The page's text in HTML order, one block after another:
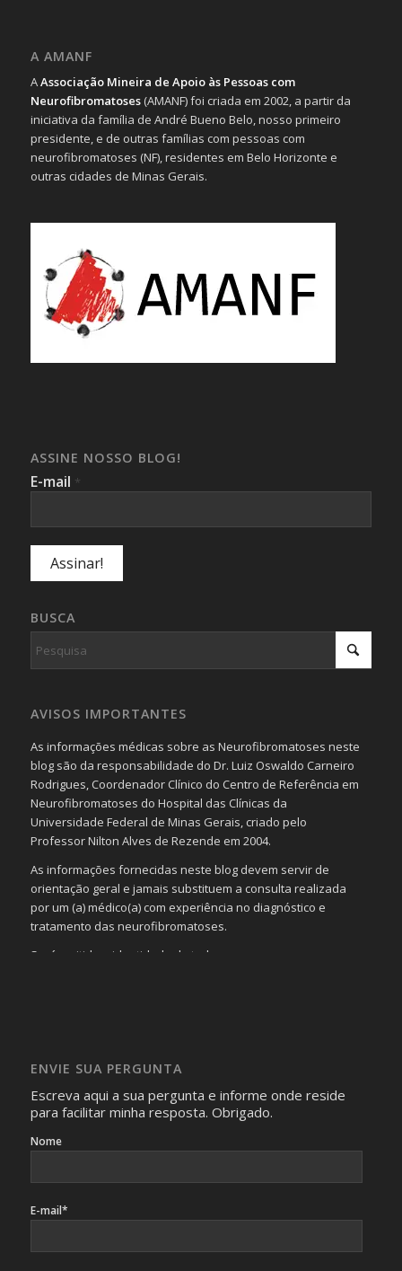
A AMANF
AAssociação Mineira de Apoio às Pessoas com
Neurofibromatoses(AMANF) foi criada em 2002, a partir da
iniciativa da família de André Bueno Belo, nosso primeiro
presidente, e de outras famílias com pessoas com
neurofibromatoses (NF), residentes em Belo Horizonte e
outras cidades de Minas Gerais.
ASSINE NOSSO BLOG!
E-mail *
BUSCA
AVISOS IMPORTANTES
As informações médicas sobre as Neurofibromatoses neste
blog são da responsabilidade do Dr. Luiz Oswaldo Carneiro
Rodrigues, Coordenador Clínico do Centro de Referência em
Neurofibromatoses do Hospital das Clínicas da
Universidade Federal de Minas Gerais, criado pelo
Professor Nilton Alves de Rezende em 2004.
As informações fornecidas neste blog devem servir de
orientação geral e jamais substituem a consulta realizada
por um (a) médico(a) com experiência no diagnóstico e
tratamento das neurofibromatoses.
Será omitida a identidade de todas as pessoas que
identificação da pessoa fotografada.
ENVIE SUA PERGUNTA
Escreva aqui a sua pergunta e informe onde reside
para facilitar minha resposta. Obrigado.
Nome
E-mail*